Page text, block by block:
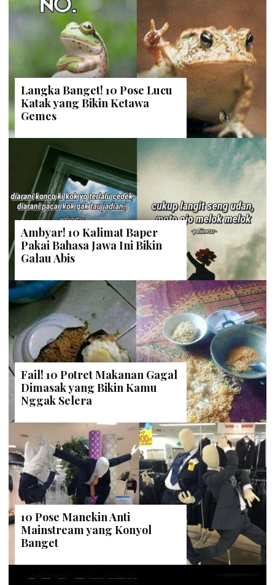
Langka Banget! 10 Pose Lucu
Katak yang Bikin Ketawa
Gemes
Ambyar! 10 Kalimat Baper
Pakai Bahasa Jawa Ini Bikin
Galau Abis
Fail! 10 Potret Makanan Gagal
Dimasak yang Bikin Kamu
Nggak Selera
10 Pose Manekin Anti
Mainstream yang Konyol
Banget